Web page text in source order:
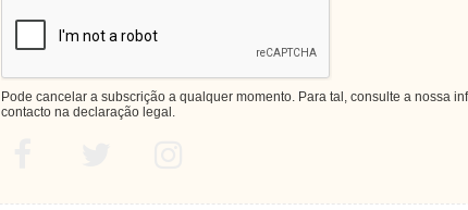
Pode cancelar a subscrição a qualquer momento. Para tal, consulte a nossa
contacto na declaração legal.